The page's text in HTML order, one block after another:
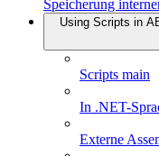
Speicherung
Using Scripts in
Scripts main
In .NET-
Externe